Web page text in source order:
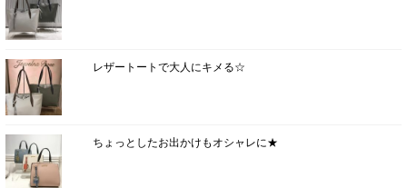
レザートートで大人にキメる☆
ちょっとしたお出かけもオシャレに★